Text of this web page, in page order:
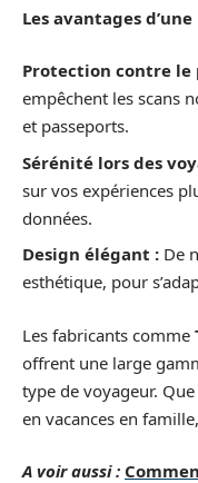
Les avantages
Protection contre le
empêchent les scans
et passeports.
Sérénité lors des
sur vos expériences
données.
Design élégant : De
esthétique, pour
Les fabricants comme
offrent une large
type de voyageur.
en vacances en
A voir aussi :